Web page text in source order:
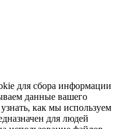
для сбора информации
данные вашего
как мы используем
для людей